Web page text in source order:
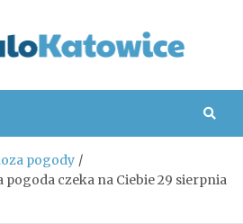
pogody
pogoda czeka na Ciebie 29 sierpnia